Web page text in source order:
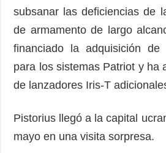
subsanar las deficiencias de
de armamento de largo
financiado la adquisición
para los sistemas Patriot y ha
de lanzadores Iris-T
Pistorius llegó a la capital
mayo en una visita sorpresa.